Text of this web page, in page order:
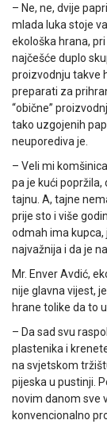
– Ne, ne, dvije
mlada luka stoje
ekološka hrana,
najčešće duplo
proizvodnju takve
preparati za
“obične”
tako uzgojenih
neuporediva je.
– Veli mi
pa je kući popržila,
tajnu. A, tajne
prije sto i više
odmah ima kupca,
najvažnija i da je
Mr. Enver Avdić,
nije glavna vijest,
hrane tolike da to
– Da sad svu
plastenika i
na svjetskom
pijeska u pustinji.
novim danom sve
konvencionalno